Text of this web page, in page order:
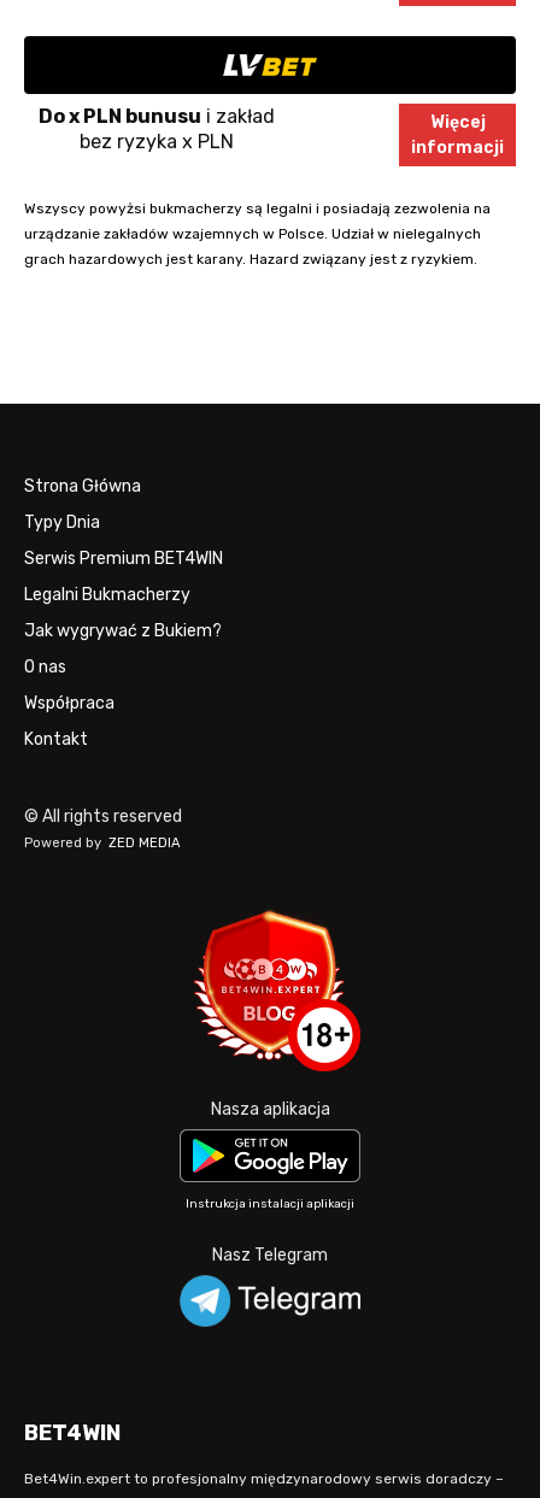
Do x PLN bunusu i zakład
bez ryzyka x PLN
Więcej
informacji
Wszyscy powyżsi bukmacherzy są legalni i posiadają zezwolenia na
urządzanie zakładów wzajemnych w Polsce. Udział w nielegalnych
grach hazardowych jest karany. Hazard związany jest z ryzykiem.
Strona Główna
Typy Dnia
Serwis Premium BET4WIN
Legalni Bukmacherzy
Jak wygrywać z Bukiem?
O nas
Współpraca
Kontakt
© All rights reserved
Powered by ZED MEDIA
Nasza aplikacja
Instrukcja instalacji aplikacji
Nasz Telegram
BET4WIN
Bet4Win.expert to profesjonalny międzynarodowy serwis doradczy –